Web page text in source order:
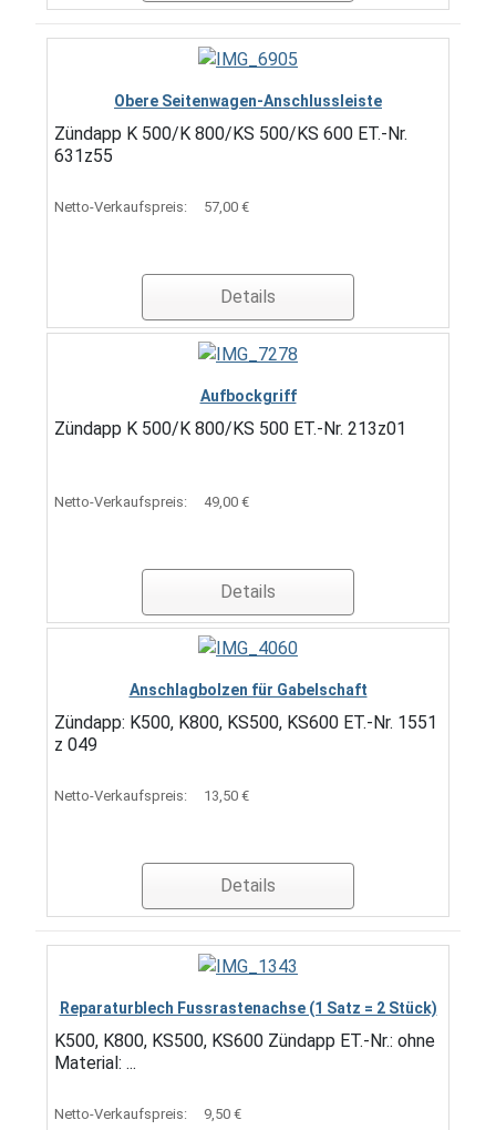
Obere Seitenwagen-Anschlussleiste
Zündapp K 500/K 800/KS 500/KS 600 ET.-Nr.
631z55
Netto-Verkaufspreis: 57,00 €
Details
Aufbockgriff
Zündapp K 500/K 800/KS 500 ET.-Nr. 213z01
Netto-Verkaufspreis: 49,00 €
Details
Anschlagbolzen für Gabelschaft
Zündapp: K500, K800, KS500, KS600 ET.-Nr. 1551
z 049
Netto-Verkaufspreis: 13,50 €
Details
Reparaturblech Fussrastenachse (1 Satz = 2 Stück)
K500, K800, KS500, KS600 Zündapp ET.-Nr.: ohne
Material: ...
Netto-Verkaufspreis: 9,50 €